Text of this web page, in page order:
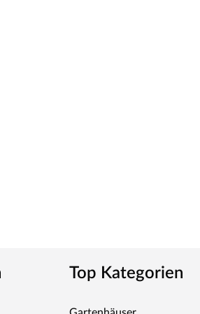
somit sehr robust und verleiht der Tür ein
Top Kategorien